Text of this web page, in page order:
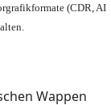
(CDR, AI
Wappen